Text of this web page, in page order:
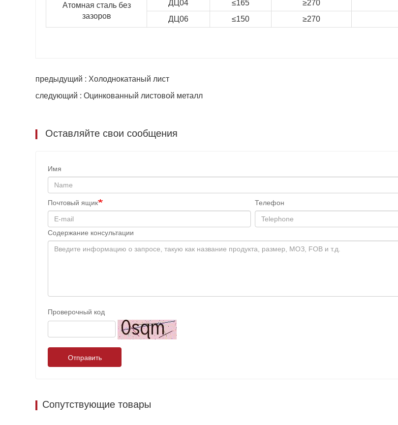
Атомная сталь без
зазоров
ДЦ04 ≤165 ≥270
ДЦ06
≤150 ≥270
предыдущий : Холоднокатаный лист
следующий : Оцинкованный листовой металл
Оставляйте свои сообщения
Имя
Почтовый ящик Телефон
Содержание консультации
Проверочный код
Отправить
Сопутствующие товары